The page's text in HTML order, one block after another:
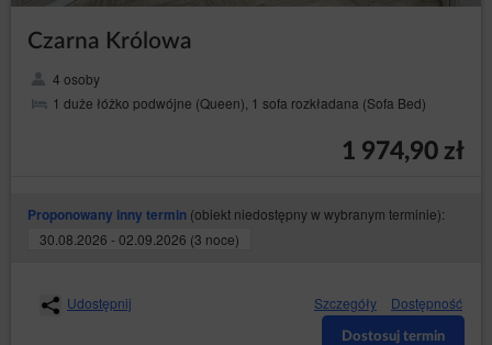
Czarna Królowa
4 osoby
1 duże łóżko podwójne (Queen), 1 sofa rozkładana (Sofa Bed)
1 974,90 zł
Proponowany inny termin (obiekt niedostępny w wybranym terminie):
30.08.2026 - 02.09.2026 (3 noce)
Udostępnij Szczegóły Dostępność
Dostosuj termin